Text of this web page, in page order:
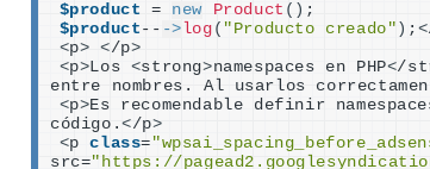
$product = new Product () ;
$product -- -> log ( "Producto creado" ) ; <
<p> </p>
<p>Los <strong>namespaces en PHP</
entre nombres. Al usarlos
<p>Es recomendable definir
código.</p>
<p class=
src="https://